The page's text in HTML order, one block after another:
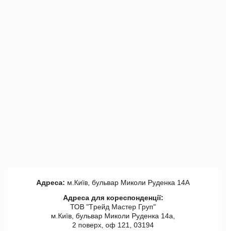
Адреса: м.Київ, бульвар Миколи Руденка 14А
Адреса для кореспонденції:
ТОВ "Tрейд Мастер Груп"
м.Київ, бульвар Миколи Руденка 14а,
2 поверх, оф 121, 03194